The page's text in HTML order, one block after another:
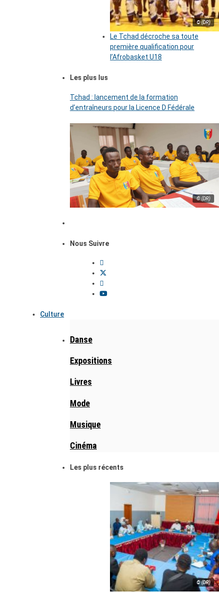
© (DR)
Le Tchad décroche sa toute
première qualification pour
l’Afrobasket U18
Les plus lus
Tchad : lancement de la formation
d’entraîneurs pour la Licence D Fédérale
© (DR)
Nous Suivre
Culture
Danse
Expositions
Livres
Mode
Musique
Cinéma
Les plus récents
© (DR)